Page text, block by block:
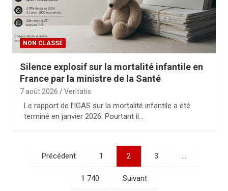
NON CLASSÉ
Silence explosif sur la mortalité infantile en
France par la ministre de la Santé
7 août 2026 Veritatis
Le rapport de l’IGAS sur la mortalité infantile a été
terminé en janvier 2026. Pourtant il…
Précédent 1 2 3 …
1 740 Suivant